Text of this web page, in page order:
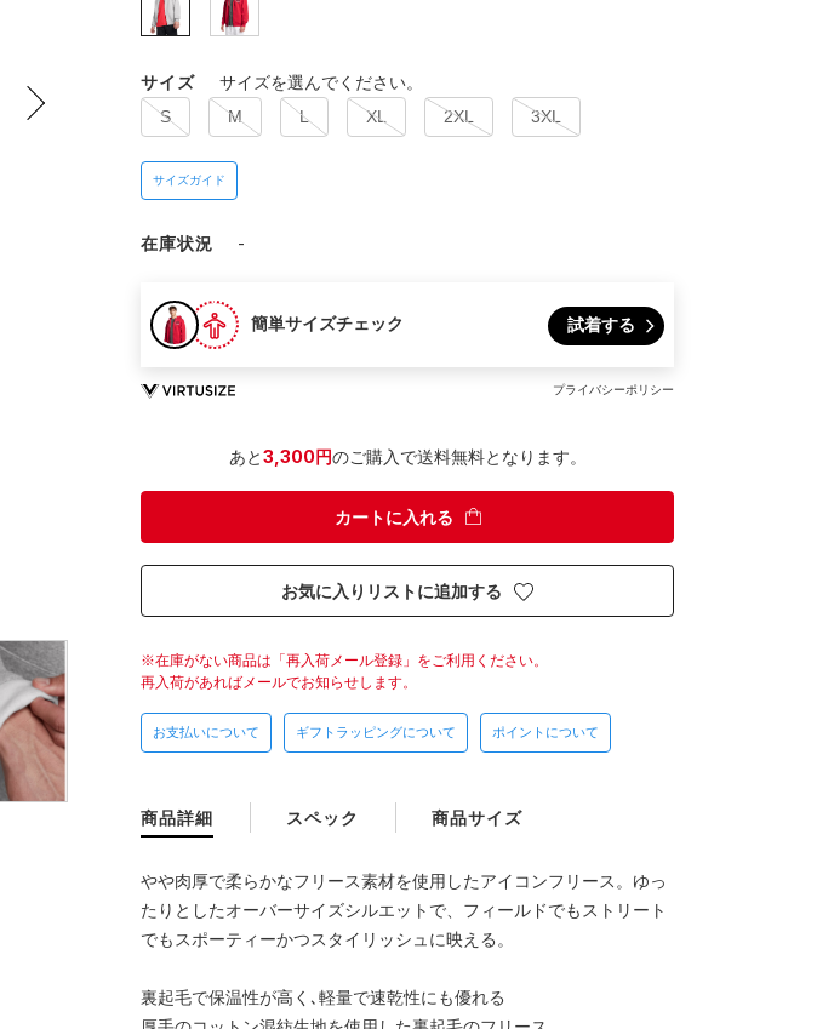
サイズ サイズを選んでください。
S M L XL 2XL 3XL
サイズガイド
在庫状況 -
簡単サイズチェック 試着する
プライバシーポリシー
あと3,300円のご購入で送料無料となります。
カートに入れる
お気に入りリストに追加する
在庫がない商品は「再入荷メール登録」をご利用ください。
再入荷があればメールでお知らせします。
お支払いについて ギフトラッピングについて ポイントについて
商品詳細
やや肉厚で柔らかなフリース素材を使用したアイコンフリース。ゆっ
たりとしたオーバーサイズシルエットで、フィールドでもストリート
でもスポーティーかつスタイリッシュに映える。
裏起毛で保温性が高く､軽量で速乾性にも優れる
スペック 商品サイズ